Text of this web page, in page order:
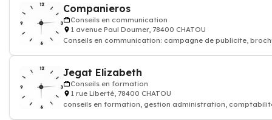
Companieros
Conseils en communication
1 avenue Paul Doumer, 78400 CHATOU
Conseils en communication: campagne de publicite,
Jegat Elizabeth
Conseils en formation
1 rue Liberté, 78400 CHATOU
conseils en formation, gestion administration,